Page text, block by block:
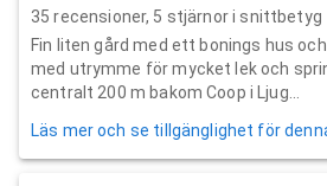
35 recensioner, 5 stjärnor i snittbetyg
Fin liten gård med ett bonings hus
med utrymme för mycket lek och
centralt 200 m bakom Coop i Ljug...
Läs mer och se tillgänglighet för